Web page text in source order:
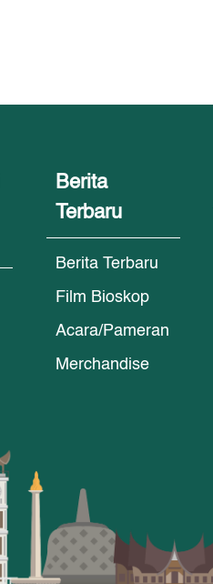
Berita
Terbaru
Berita Terbaru
Film Bioskop
Acara/Pameran
Merchandise